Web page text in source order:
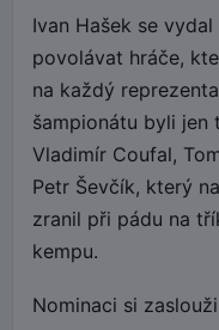
Ivan Hašek se
povolávat hráče,
na každý
šampionátu byli jen
Vladimír Coufal,
Petr Ševčík, který
zranil při pádu na
kempu.
Nominaci si